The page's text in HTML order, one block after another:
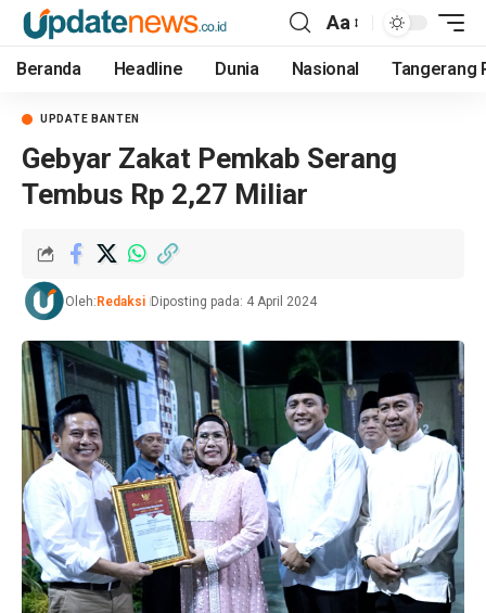
Aa
Beranda Headline Dunia Nasional Tangerang
UPDATE BANTEN
Gebyar Zakat Pemkab Serang
Tembus Rp 2,27 Miliar
Oleh: Redaksi Diposting pada: 4 April 2024